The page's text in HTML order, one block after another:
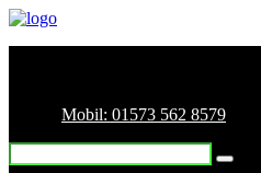
Mobil: 01573 562 8579